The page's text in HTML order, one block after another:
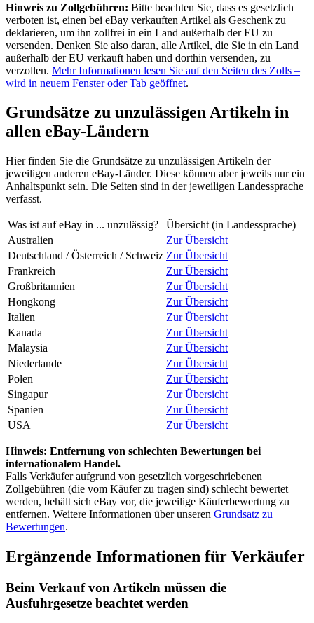
Hinweis zu Zollgebühren: Bitte beachten Sie, dass es gesetzlich
verboten ist, einen bei eBay verkauften Artikel als Geschenk zu
deklarieren, um ihn zollfrei in ein Land außerhalb der EU zu
versenden. Denken Sie also daran, alle Artikel, die Sie in ein Land
außerhalb der EU verkauft haben und dorthin versenden, zu
verzollen. Mehr Informationen lesen Sie auf den Seiten des Zolls –
wird in neuem Fenster oder Tab geöffnet.
Grundsätze zu unzulässigen Artikeln in
allen eBay-Ländern
Hier finden Sie die Grundsätze zu unzulässigen Artikeln der
jeweiligen anderen eBay-Länder. Diese können aber jeweils nur ein
Anhaltspunkt sein. Die Seiten sind in der jeweiligen Landessprache
verfasst.
Was ist auf eBay in ... unzulässig?
Übersicht (in Landessprache)
Australien
Zur Übersicht
Deutschland / Österreich / Schweiz Zur Übersicht
Frankreich
Zur Übersicht
Großbritannien
Zur Übersicht
Hongkong
Zur Übersicht
Italien
Zur Übersicht
Kanada
Zur Übersicht
Malaysia
Zur Übersicht
Niederlande
Zur Übersicht
Polen
Zur Übersicht
Singapur
Zur Übersicht
Spanien
Zur Übersicht
USA
Zur Übersicht
Hinweis: Entfernung von schlechten Bewertungen bei
internationalem Handel.
Falls Verkäufer aufgrund von gesetzlich vorgeschriebenen
Zollgebühren (die vom Käufer zu tragen sind) schlecht bewertet
werden, behält sich eBay vor, die jeweilige Käuferbewertung zu
entfernen. Weitere Informationen über unseren Grundsatz zu
Bewertungen.
Ergänzende Informationen für Verkäufer
Beim Verkauf von Artikeln müssen die
Ausfuhrgesetze beachtet werden